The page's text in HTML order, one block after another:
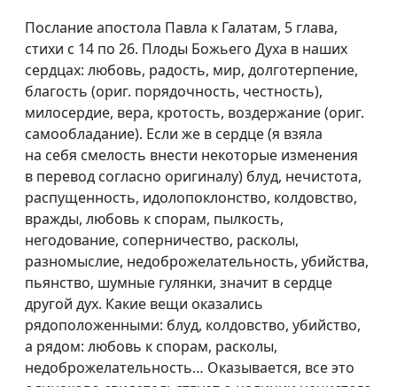
Послание апостола Павла к Галатам, 5 глава,
стихи с 14 по 26. Плоды Божьего Духа в наших
сердцах: любовь, радость, мир, долготерпение,
благость (ориг. порядочность, честность),
милосердие, вера, кротость, воздержание (ориг.
самообладание). Если же в сердце (я взяла
на себя смелость внести некоторые изменения
в перевод согласно оригиналу) блуд, нечистота,
распущенность, идолопоклонство, колдовство,
вражды, любовь к спорам, пылкость,
негодование, соперничество, расколы,
разномыслие, недоброжелательность, убийства,
пьянство, шумные гулянки, значит в сердце
другой дух. Какие вещи оказались
рядоположенными: блуд, колдовство, убийство,
а рядом: любовь к спорам, расколы,
недоброжелательность… Оказывается, все это